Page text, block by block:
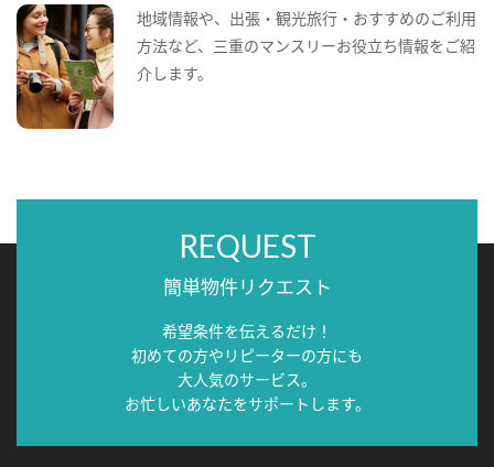
地域情報や、出張・観光旅行・おすすめのご利用
方法など、三重のマンスリーお役立ち情報をご紹
介します。
REQUEST
簡単物件リクエスト
希望条件を伝えるだけ！
初めての方やリピーターの方にも
大人気のサービス。
お忙しいあなたをサポートします。